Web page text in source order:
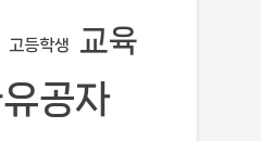
고등학생 교육
공자